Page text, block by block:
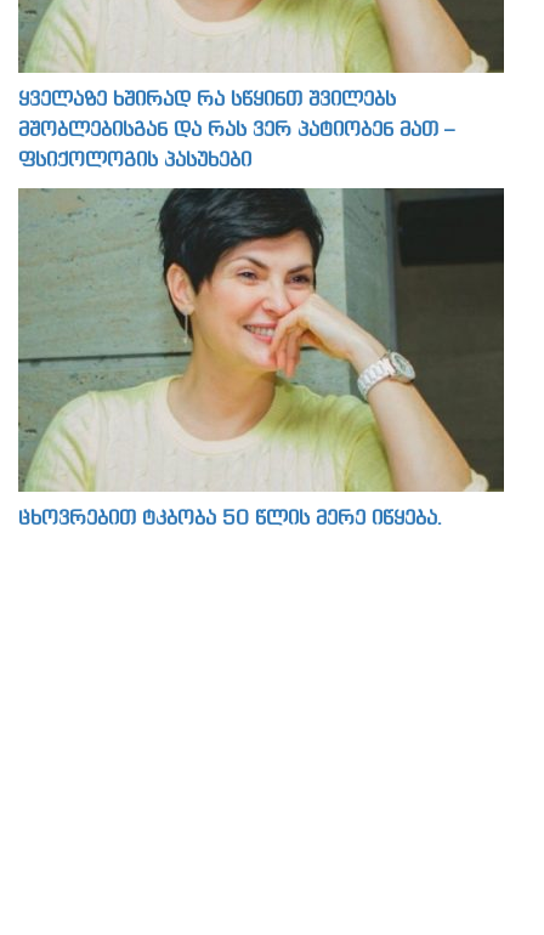
ყველაზე ხშირად რა სწყინთ შვილებს
მშობლებისგან და რას ვერ პატიობენ მათ –
ფსიქოლოგის პასუხები
ცხოვრებით ტკბობა 50 წლის მერე იწყება.